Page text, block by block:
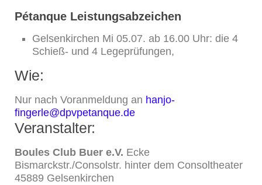
Pétanque Leistungsabzeichen
Gelsenkirchen Mi 05.07. ab 16.00 Uhr: die 4
Schieß- und 4 Legeprüfungen,
Wie:
Nur nach Voranmeldung an hanjo-
fingerle@dpvpetanque.de
Veranstalter:
Boules Club Buer e.V. Ecke
Bismarckstr./Consolstr. hinter dem Consoltheater
45889 Gelsenkirchen